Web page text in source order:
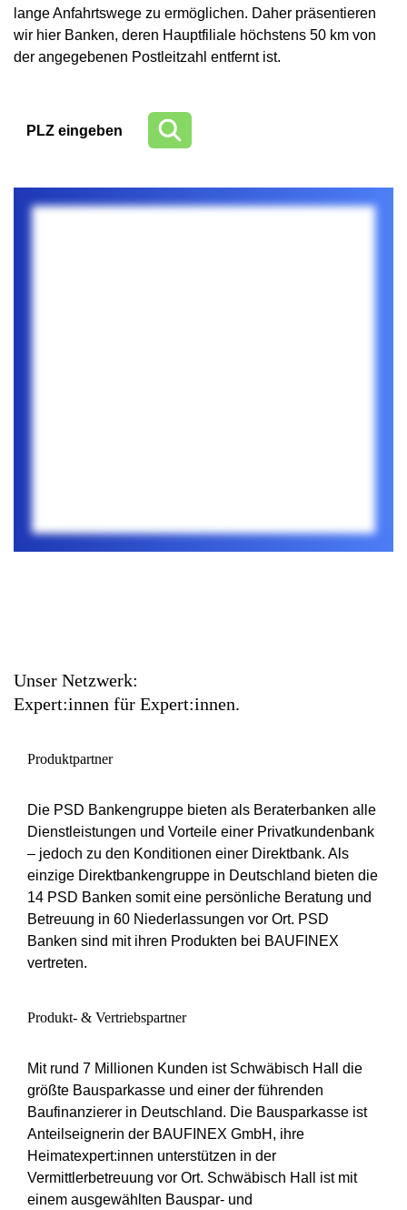
lange Anfahrtswege zu ermöglichen. Daher präsentieren
wir hier Banken, deren Hauptfiliale höchstens 50 km von
der angegebenen Postleitzahl entfernt ist.
Unser Netzwerk:
Expert:innen für Expert:innen.
Produktpartner
Die PSD Bankengruppe bieten als Beraterbanken alle
Dienstleistungen und Vorteile einer Privatkundenbank
– jedoch zu den Konditionen einer Direktbank. Als
einzige Direktbankengruppe in Deutschland bieten die
14 PSD Banken somit eine persönliche Beratung und
Betreuung in 60 Niederlassungen vor Ort. PSD
Banken sind mit ihren Produkten bei BAUFINEX
vertreten.
Produkt- & Vertriebspartner
Mit rund 7 Millionen Kunden ist Schwäbisch Hall die
größte Bausparkasse und einer der führenden
Baufinanzierer in Deutschland. Die Bausparkasse ist
Anteilseignerin der BAUFINEX GmbH, ihre
Heimatexpert:innen unterstützen in der
Vermittlerbetreuung vor Ort. Schwäbisch Hall ist mit
einem ausgewählten Bauspar- und